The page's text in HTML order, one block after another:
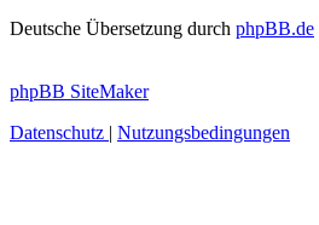
Deutsche Übersetzung durch phpBB.de
phpBB SiteMaker
Datenschutz | Nutzungsbedingungen